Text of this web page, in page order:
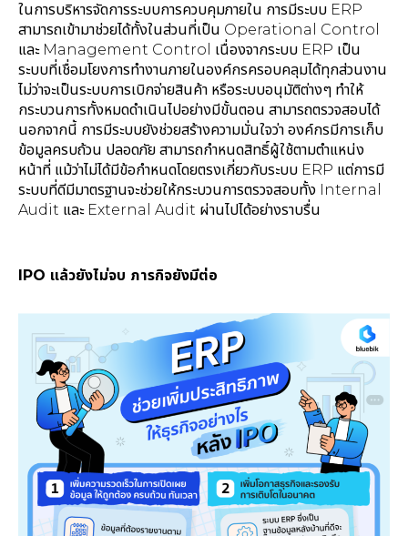
ในการบริหารจัดการระบบการควบคุมภายใน การมีระบบ ERP
สามารถเข้ามาช่วยได้ทั้งในส่วนที่เป็น Operational Control
และ Management Control เนื่องจากระบบ ERP เป็น
ระบบที่เชื่อมโยงการทำงานภายในองค์กรครอบคลุมได้ทุกส่วนงาน
ไม่ว่าจะเป็นระบบการเบิกจ่ายสินค้า หรือระบบอนุมัติต่างๆ ทำให้
กระบวนการทั้งหมดดำเนินไปอย่างมีขั้นตอน สามารถตรวจสอบได้
นอกจากนี้ การมีระบบยังช่วยสร้างความมั่นใจว่า องค์กรมีการเก็บ
ข้อมูลครบถ้วน ปลอดภัย สามารถกำหนดสิทธิ์ผู้ใช้ตามตำแหน่ง
หน้าที่ แม้ว่าไม่ได้มีข้อกำหนดโดยตรงเกี่ยวกับระบบ ERP แต่การมี
ระบบที่ดีมีมาตรฐานจะช่วยให้กระบวนการตรวจสอบทั้ง Internal
Audit และ External Audit ผ่านไปได้อย่างราบรื่น
IPO แล้วยังไม่จบ ภารกิจยังมีต่อ